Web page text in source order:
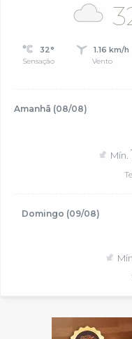
32°
Sensação
1.16 km/h
Vento
Amanhã (08/08)
Mín.
Domingo (09/08)
Mín.